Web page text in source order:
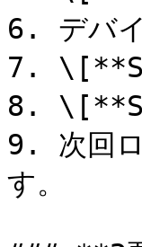
6. デバイ
7.
8.
9. 次回ロ
す。